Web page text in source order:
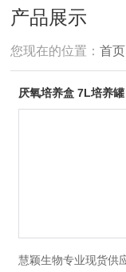
产品展示
您现在的位置：首页
厌氧培养盒 7L培养
慧颖生物专业现货供